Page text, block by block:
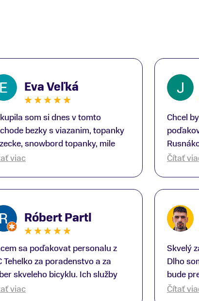
Eva Veľká
som si dnes v tomto
bezky s viazanim, topanky
snowbord topanky, mile
ako Peter, ktory nas
viac
Chcel
bike-
otázky
Ešte
Čítať
Róbert Partl
sa poďakovat personalu z
Tehelko za poradenstvo a za
skveleho bicyklu. Ich služby
využijem zas rad znovu.
viac
Skvelý
Dlho
bude
Čítať